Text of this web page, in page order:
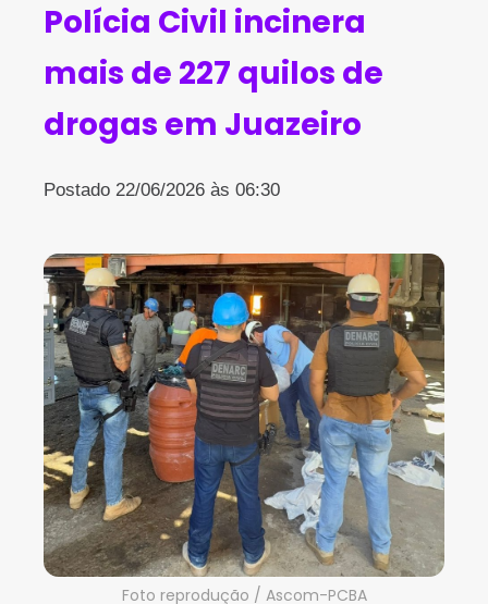
Polícia Civil incinera
mais de 227 quilos de
drogas em Juazeiro
Postado 22/06/2026 às 06:30
Foto reprodução / Ascom-PCBA